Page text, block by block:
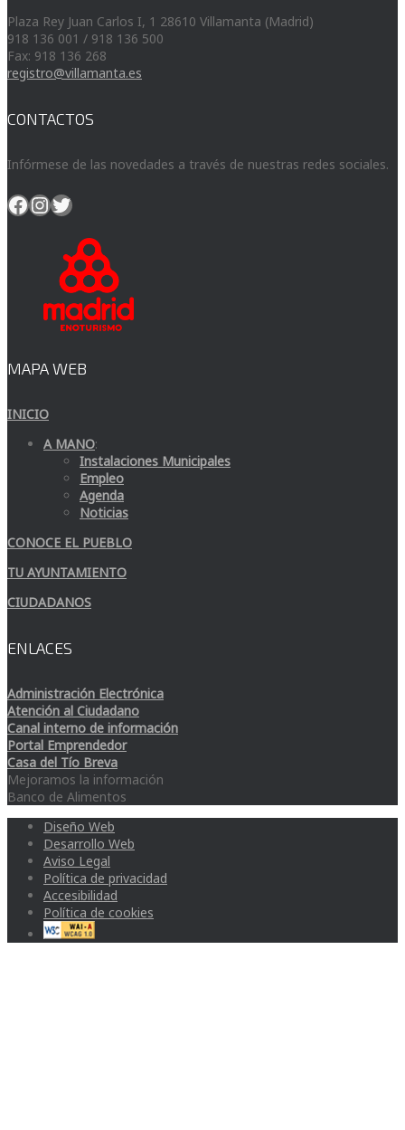
Plaza Rey Juan Carlos I, 1 28610 Villamanta (Madrid)
918 136 001 / 918 136 500
Fax: 918 136 268
registro@villamanta.es
CONTACTOS
Infórmese de las novedades a través de nuestras redes sociales.
Facebook
Instagram
Twitter
MAPA WEB
INICIO
A MANO:
Instalaciones Municipales
Empleo
Agenda
Noticias
CONOCE EL PUEBLO
TU AYUNTAMIENTO
CIUDADANOS
ENLACES
Administración Electrónica
Atención al Ciudadano
Canal interno de información
Portal Emprendedor
Casa del Tío Breva
Mejoramos la información
Banco de Alimentos
Diseño Web
Desarrollo Web
Aviso Legal
Política de privacidad
Accesibilidad
Política de cookies